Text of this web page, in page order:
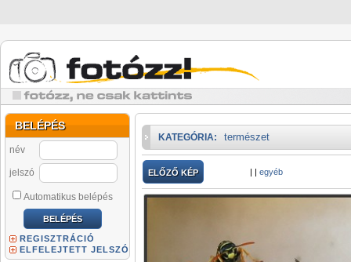
BELÉPÉS
név
jelszó
Automatikus belépés
REGISZTRÁCIÓ
ELFELEJTETT JELSZÓ
KATEGÓRIA: természet
ELŐZŐ KÉP | | egyéb